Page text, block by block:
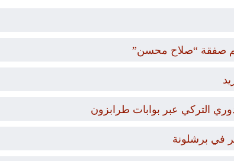
صفقة “صلاح محسن”
التركي عبر بوابات طرابزون
في برشلونة